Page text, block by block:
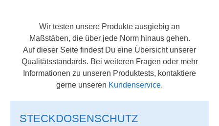
Wir testen unsere Produkte ausgiebig an
Maßstäben, die über jede Norm hinaus gehen.
Auf dieser Seite findest Du eine Übersicht unserer
Qualitätsstandards. Bei weiteren Fragen oder mehr
Informationen zu unseren Produktests, kontaktiere
gerne unseren Kundenservice.
STECKDOSENSCHUTZ